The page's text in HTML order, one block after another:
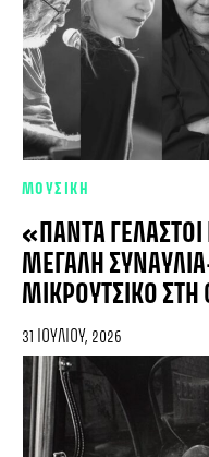
ΜΟΥΣΙΚΗ
«ΠΆΝΤΑ
ΜΕΓΆΛΗ
ΜΙΚΡΟΎΤΣΙΚΟ
31 ΙΟΥΛΊΟΥ, 2026